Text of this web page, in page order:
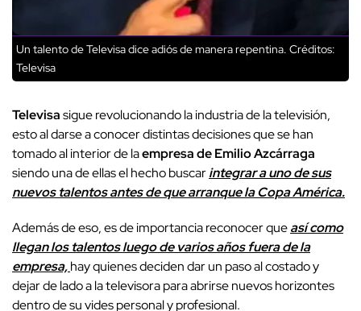
Un talento de Televisa dice adiós de manera repentina. Créditos:
Televisa
Televisasigue revolucionando la industria de la televisión,
esto al darse a conocer distintas decisiones que se han
tomado al interior de laempresa de Emilio Azcárraga
siendo una de ellas el hecho buscarintegrar a uno de sus
nuevos talentos antes de que arranque la Copa América.
Además de eso, es de importancia reconocer queasí como
llegan los talentos luego de varios años fuera de la
empresa,hay quienes deciden dar un paso al costado y
dejar de lado a la televisora para abrirse nuevos horizontes
dentro de su vides personal y profesional.